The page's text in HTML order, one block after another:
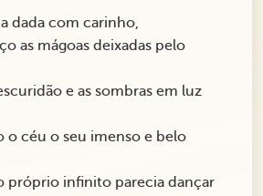
dada com carinho,
as mágoas deixadas pelo
e as sombras em luz
o céu o seu imenso e belo
próprio infinito parecia dançar